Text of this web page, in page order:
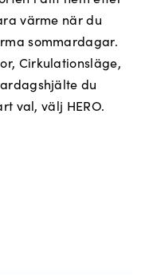
värme när du
sommardagar.
Cirkulationsläge,
du
val, välj HERO.